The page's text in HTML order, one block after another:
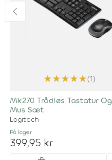
★★★★★(1)
Mk270 Trådløs Tastatur Og
Mus Sæt
Logitech
På lager
399,95 kr